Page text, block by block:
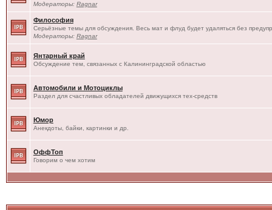
Модераторы: Ragnar
Философия
Серьёзные темы для обсуждения. Весь мат и флуд будет удаляться без
Модераторы: Ragnar
Янтарный край
Обсуждение тем, связанных с Калининградской областью
Автомобили и Мотоциклы
Раздел для счастливых обладателей движущихся тех-средств
Юмор
Анекдоты, байки, картинки и др.
ОффТоп
Говорим о чем хотим